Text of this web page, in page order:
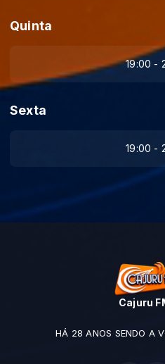
Quinta
19:00 -
Sexta
19:00 -
Cajuru
HÁ 28 ANOS SENDO A